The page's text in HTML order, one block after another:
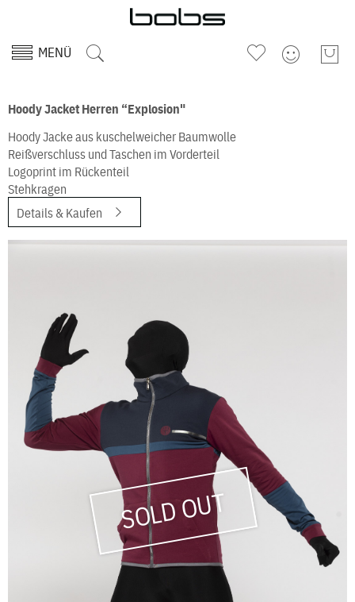
MENÜ
Hoody Jacket Herren “Explosion"
Hoody Jacke aus kuschelweicher Baumwolle
Reißverschluss und Taschen im Vorderteil
Logoprint im Rückenteil
Stehkragen
Details & Kaufen